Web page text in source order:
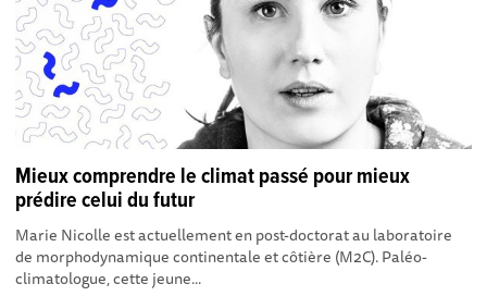
Mieux comprendre le climat passé pour mieux
prédire celui du futur
Marie Nicolle est actuellement en post-doctorat au laboratoire
de morphodynamique continentale et côtière (M2C). Paléo-
climatologue, cette jeune...